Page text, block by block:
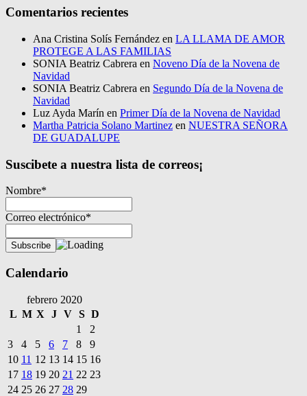
Comentarios recientes
Ana Cristina Solís Fernández en LA LLAMA DE AMOR
PROTEGE A LAS FAMILIAS
SONIA Beatriz Cabrera en Noveno Día de la Novena de
Navidad
SONIA Beatriz Cabrera en Segundo Día de la Novena de
Navidad
Luz Ayda Marín en Primer Día de la Novena de Navidad
Martha Patricia Solano Martinez en NUESTRA SEÑORA
DE GUADALUPE
Suscibete a nuestra lista de correos¡
Nombre*
Correo electrónico*
Calendario
febrero 2020
L M X J V S D
1
2
3
4 5 6 7 8
9
10 11 12 13 14 15 16
17 18 19 20 21 22 23
24 25 26 27 28 29